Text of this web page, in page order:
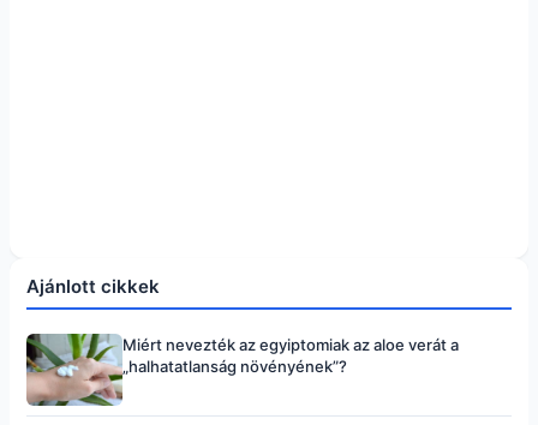
Ajánlott cikkek
Miért nevezték az egyiptomiak az aloe verát a
„halhatatlanság növényének”?